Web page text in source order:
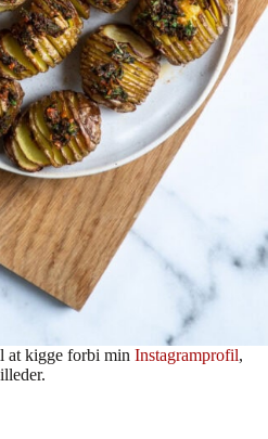
at kigge forbi min Instagramprofil,